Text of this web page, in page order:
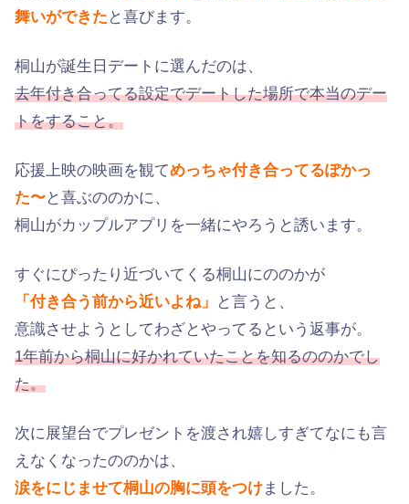
舞いができた と喜びます。
桐山が誕生日デートに選んだのは、
去年付き合ってる設定でデートした場所で本当のデー
トをすること。
応援上映の映画を観てめっちゃ付き合ってるぽかっ
た〜と喜ぶののかに、
桐山がカップルアプリを一緒にやろうと誘います。
すぐにぴったり近づいてくる桐山にののかが
「付き合う前から近いよね」
と言うと、
意識させようとしてわざとやってるという返事が。
1年前から桐山に好かれていたことを知るののかでし
た。
次に展望台でプレゼントを渡され嬉しすぎてなにも言
えなくなったののかは、
涙をにじませて桐山の胸に頭をつけ ました。